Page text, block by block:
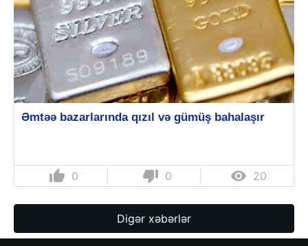
Əmtəə bazarlarında qızıl və gümüş bahalaşır
thumb_up 0 thumb_down 0  20
Digər xəbərlər